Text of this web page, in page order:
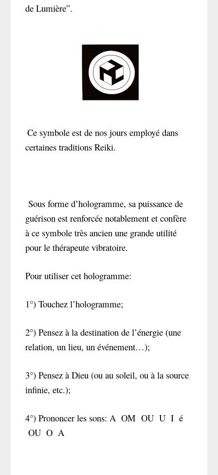
de Lumière”.
Ce symbole est de nos jours employé dans
certaines traditions Reiki.
Sous forme d’hologramme, sa puissance de
guérison est renforcée notablement et confère
à ce symbole très ancien une grande utilité
pour le thérapeute vibratoire.
Pour utiliser cet hologramme:
1°) Touchez l’hologramme;
2°) Pensez à la destination de l’énergie (une
relation, un lieu, un événement…);
3°) Pensez à Dieu (ou au soleil, ou à la source
infinie, etc.);
4°) Prononcer les sons: A OM OU U I é
OU O A